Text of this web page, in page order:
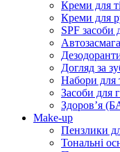
Креми для
Креми для
SPF засоби
Автозасмага
Догляд за
Набори для
Засоби для
Здоровʼя
Make-up
Пензлики
Тональні